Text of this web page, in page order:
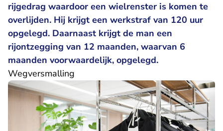
rijgedrag waardoor een wielrenster is komen te
overlijden. Hij krijgt een werkstraf van 120 uur
opgelegd. Daarnaast krijgt de man een
rijontzegging van 12 maanden, waarvan 6
maanden voorwaardelijk, opgelegd.
Wegversmalling